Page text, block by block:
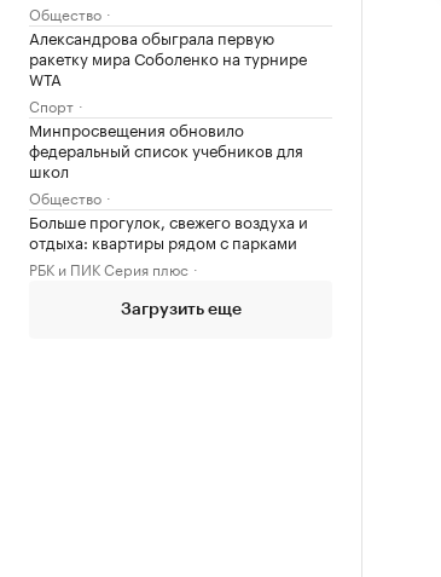
Общество
Александрова обыграла первую
ракетку мира Соболенко на турнире
WTA
Спорт
Минпросвещения обновило
федеральный список учебников для
школ
Общество
Больше прогулок, свежего воздуха и
отдыха: квартиры рядом с парками
РБК и ПИК Серия плюс
Загрузить еще